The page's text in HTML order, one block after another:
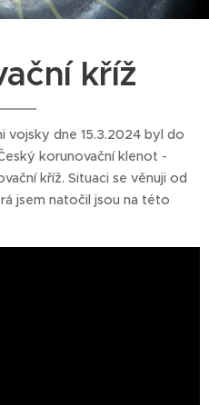
kříž
vojsky dne 15.3.2024 byl do
korunovační klenot -
kříž. Situaci se věnuji od
jsem natočil jsou na této